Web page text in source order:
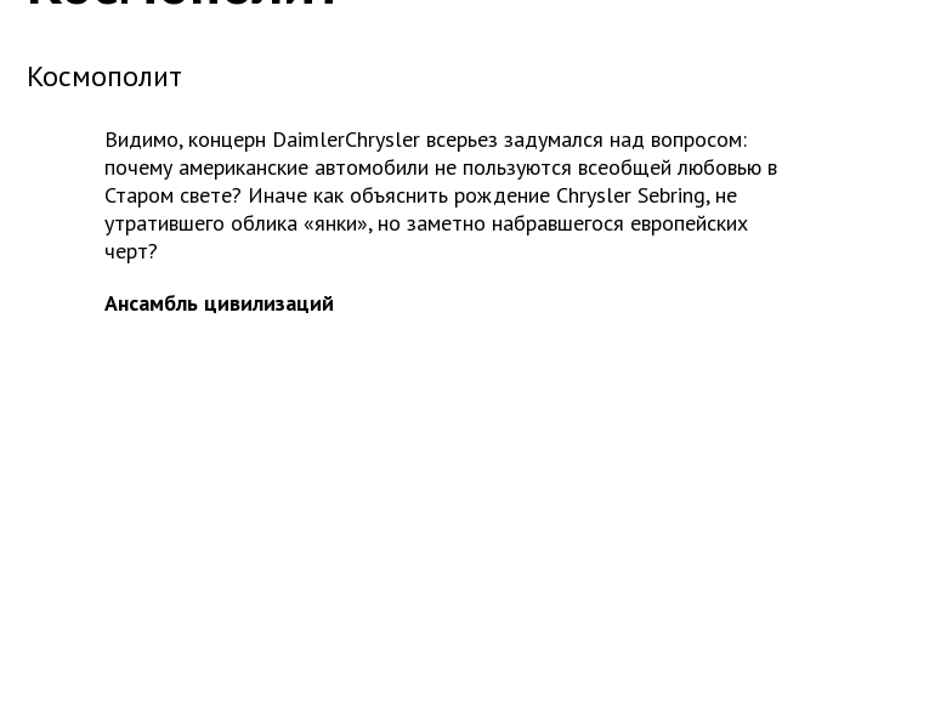
Космополит
Видимо, концерн DaimlerChrysler всерьез задумался над вопросом:
почему американские автомобили не пользуются всеобщей любовью в
Старом свете? Иначе как объяснить рождение Chrysler Sebring, не
утратившего облика «янки», но заметно набравшегося европейских
черт?
Ансамбль цивилизаций